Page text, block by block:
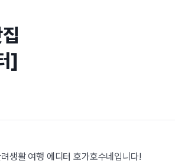
]
생활 여행 에디터 호가호수네입니다!